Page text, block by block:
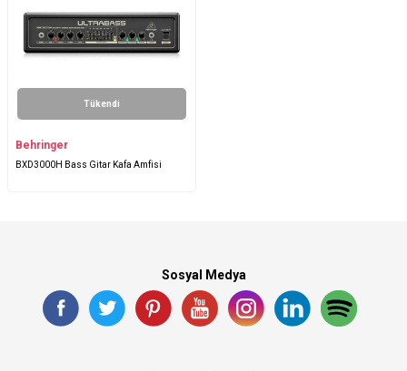
Tükendi
Behringer
BXD3000H Bass Gitar Kafa Amfisi
Sosyal Medya